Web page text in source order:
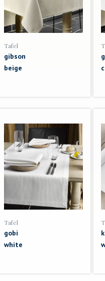
Tafel
gibson
beige
Tafel
gobi
white